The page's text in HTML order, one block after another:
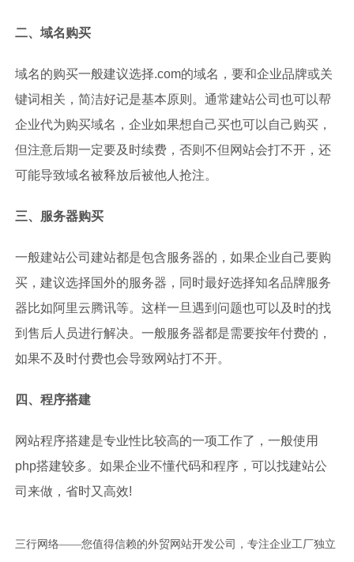
二、域名购买
域名的购买一般建议选择.com的域名，要和企业品牌或关
键词相关，简洁好记是基本原则。通常建站公司也可以帮
企业代为购买域名，企业如果想自己买也可以自己购买，
但注意后期一定要及时续费，否则不但网站会打不开，还
可能导致域名被释放后被他人抢注。
三、服务器购买
一般建站公司建站都是包含服务器的，如果企业自己要购
买，建议选择国外的服务器，同时最好选择知名品牌服务
器比如阿里云腾讯等。这样一旦遇到问题也可以及时的找
到售后人员进行解决。一般服务器都是需要按年付费的，
如果不及时付费也会导致网站打不开。
四、程序搭建
网站程序搭建是专业性比较高的一项工作了，一般使用
php搭建较多。如果企业不懂代码和程序，可以找建站公
司来做，省时又高效!
三行网络——您值得信赖的外贸网站开发公司，专注企业工厂独立